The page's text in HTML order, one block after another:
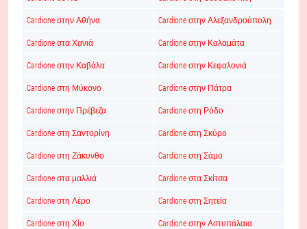
Cardione στην Αθήνα Cardione στην Αλεξανδρούπολη
Cardione στα Χανιά Cardione στην Καλαμάτα
Cardione στην Καβάλα Cardione στην Κεφαλονιά
Cardione στη Μύκονο Cardione στην Πάτρα
Cardione στην Πρέβεζα Cardione στη Ρόδο
Cardione στη Σαντορίνη Cardione στη Σκύρο
Cardione στη Ζάκυνθο Cardione στη Σάμο
Cardione στα μαλλιά Cardione στα Σκίτσα
Cardione στη Λέρο Cardione στη Σητεία
Cardione στη Χίο Cardione στην Αστυπάλαια